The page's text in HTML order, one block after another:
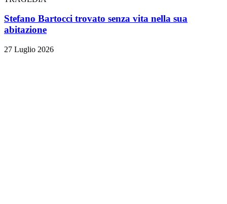
Stefano Bartocci trovato senza vita nella sua
abitazione
27 Luglio 2026